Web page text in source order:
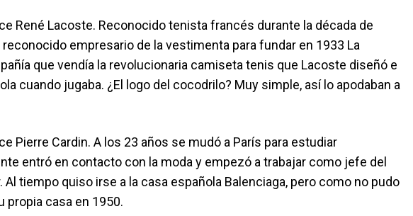
René Lacoste. Reconocido tenista francés durante la década de
empresario de la vestimenta para fundar en 1933 La
que vendía la revolucionaria camiseta tenis que Lacoste diseñó e
cuando jugaba. ¿El logo del cocodrilo? Muy simple, así lo apodaban a
Pierre Cardin. A los 23 años se mudó a París para estudiar
entró en contacto con la moda y empezó a trabajar como jefe del
Al tiempo quiso irse a la casa española Balenciaga, pero como no pudo
propia casa en 1950.